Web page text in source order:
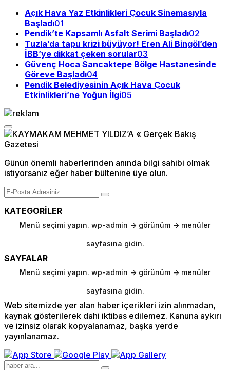
Açık Hava Yaz Etkinlikleri Çocuk Sinemasıyla
Başladı01
Pendik’te Kapsamlı Asfalt Serimi Başladı02
Tuzla’da tapu krizi büyüyor! Eren Ali Bingöl’den
İBB’ye dikkat çeken sorular03
Güvenç Hoca Sancaktepe Bölge Hastanesinde
Göreve Başladı04
Pendik Belediyesinin Açık Hava Çocuk
Etkinlikleri’ne Yoğun İlgi05
Günün önemli haberlerinden anında bilgi sahibi olmak
istiyorsanız eğer haber bültenine üye olun.
KATEGORİLER
Menü seçimi yapın. wp-admin -> görünüm -> menüler
sayfasına gidin.
SAYFALAR
Menü seçimi yapın. wp-admin -> görünüm -> menüler
sayfasına gidin.
Web sitemizde yer alan haber içerikleri izin alınmadan,
kaynak gösterilerek dahi iktibas edilemez. Kanuna aykırı
ve izinsiz olarak kopyalanamaz, başka yerde
yayınlanamaz.